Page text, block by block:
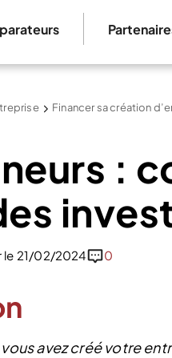
Financer sa création
:
le 21/02/2024 0
avez créé votre